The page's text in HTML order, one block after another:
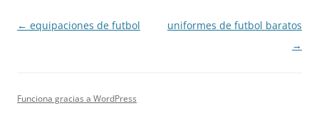
Navegación
← equipaciones de futbol
uniformes de futbol baratos
→
Funciona gracias a WordPress